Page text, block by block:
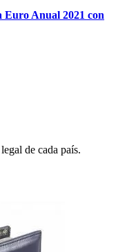
Anual 2021 con
de cada país.